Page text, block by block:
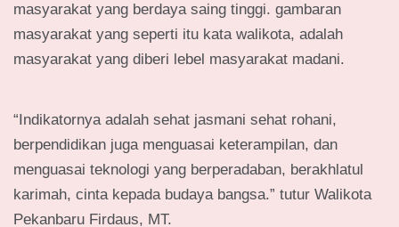
masyarakat yang berdaya saing tinggi. gambaran
masyarakat yang seperti itu kata walikota, adalah
masyarakat yang diberi lebel masyarakat madani.
“Indikatornya adalah sehat jasmani sehat rohani,
berpendidikan juga menguasai keterampilan, dan
menguasai teknologi yang berperadaban, berakhlatul
karimah, cinta kepada budaya bangsa.” tutur Walikota
Pekanbaru Firdaus, MT.